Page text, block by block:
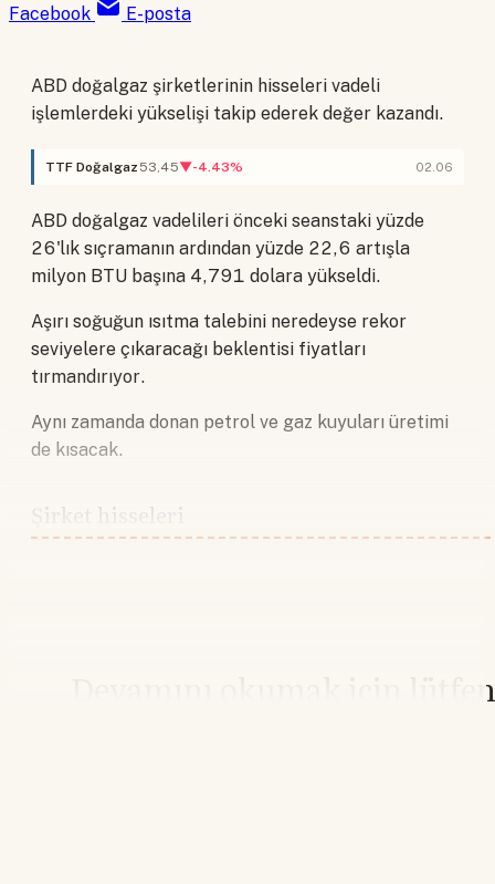
Facebook
E-posta
ABD doğalgaz şirketlerinin hisseleri vadeli
işlemlerdeki yükselişi takip ederek değer kazandı.
TTF Doğalgaz53,45▼-4.43% 02.06
ABD doğalgaz vadelileri önceki seanstaki yüzde
26'lık sıçramanın ardından yüzde 22,6 artışla
milyon BTU başına 4,791 dolara yükseldi.
Aşırı soğuğun ısıtma talebini neredeyse rekor
seviyelere çıkaracağı beklentisi fiyatları
tırmandırıyor.
Aynı zamanda donan petrol ve gaz kuyuları üretimi
de kısacak.
Şirket hisseleri
Devamını okumak için lütfen